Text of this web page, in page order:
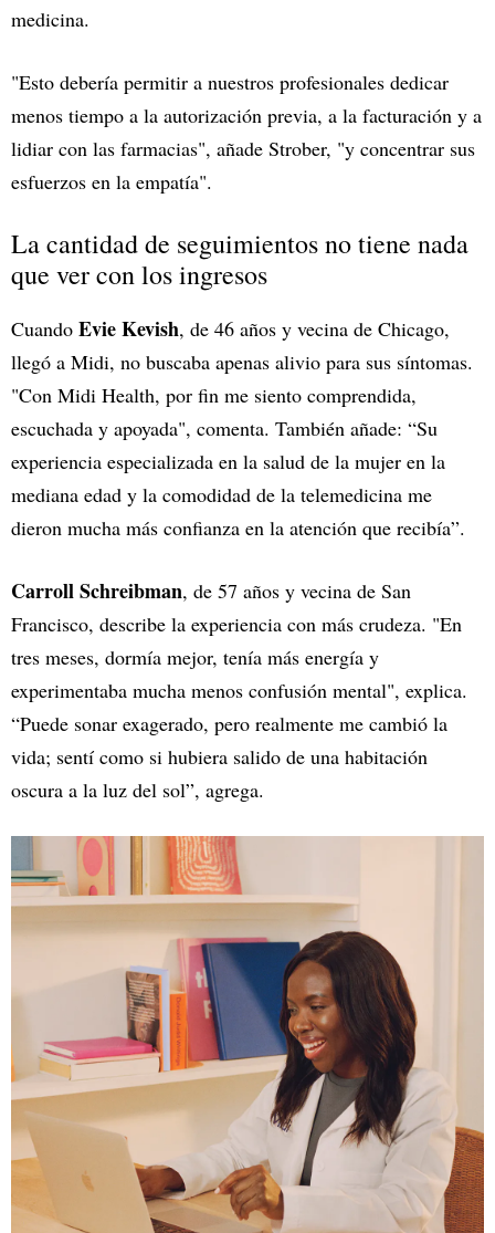
medicina.
"Esto debería permitir a nuestros profesionales dedicar
menos tiempo a la autorización previa, a la facturación y a
lidiar con las farmacias", añade Strober, "y concentrar sus
esfuerzos en la empatía".
La cantidad de seguimientos no tiene nada
que ver con los ingresos
Cuando Evie Kevish, de 46 años y vecina de Chicago,
llegó a Midi, no buscaba apenas alivio para sus síntomas.
"Con Midi Health, por fin me siento comprendida,
escuchada y apoyada", comenta. También añade: “Su
experiencia especializada en la salud de la mujer en la
mediana edad y la comodidad de la telemedicina me
dieron mucha más confianza en la atención que recibía”.
Carroll Schreibman, de 57 años y vecina de San
Francisco, describe la experiencia con más crudeza. "En
tres meses, dormía mejor, tenía más energía y
experimentaba mucha menos confusión mental", explica.
“Puede sonar exagerado, pero realmente me cambió la
vida; sentí como si hubiera salido de una habitación
oscura a la luz del sol”, agrega.